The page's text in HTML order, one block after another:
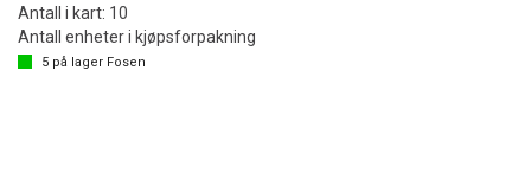
Antall i kart: 10
Antall enheter i kjøpsforpakning
5 på lager Fosen